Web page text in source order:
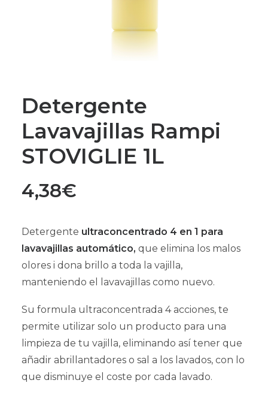
Detergente
Lavavajillas Rampi
STOVIGLIE 1L
4,38€
Detergente ultraconcentrado 4 en 1 para
lavavajillas automático, que elimina los malos
olores i dona brillo a toda la vajilla,
manteniendo el lavavajillas como nuevo.
Su formula ultraconcentrada 4 acciones, te
permite utilizar solo un producto para una
limpieza de tu vajilla, eliminando así tener que
añadir abrillantadores o sal a los lavados, con lo
que disminuye el coste por cada lavado.